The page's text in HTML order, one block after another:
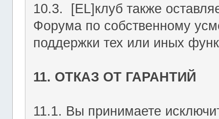
10.3. [EL]клуб также
Форума по собственному
поддержки тех или иных
11. ОТКАЗ ОТ ГАРАНТИЙ
11.1. Вы принимаете